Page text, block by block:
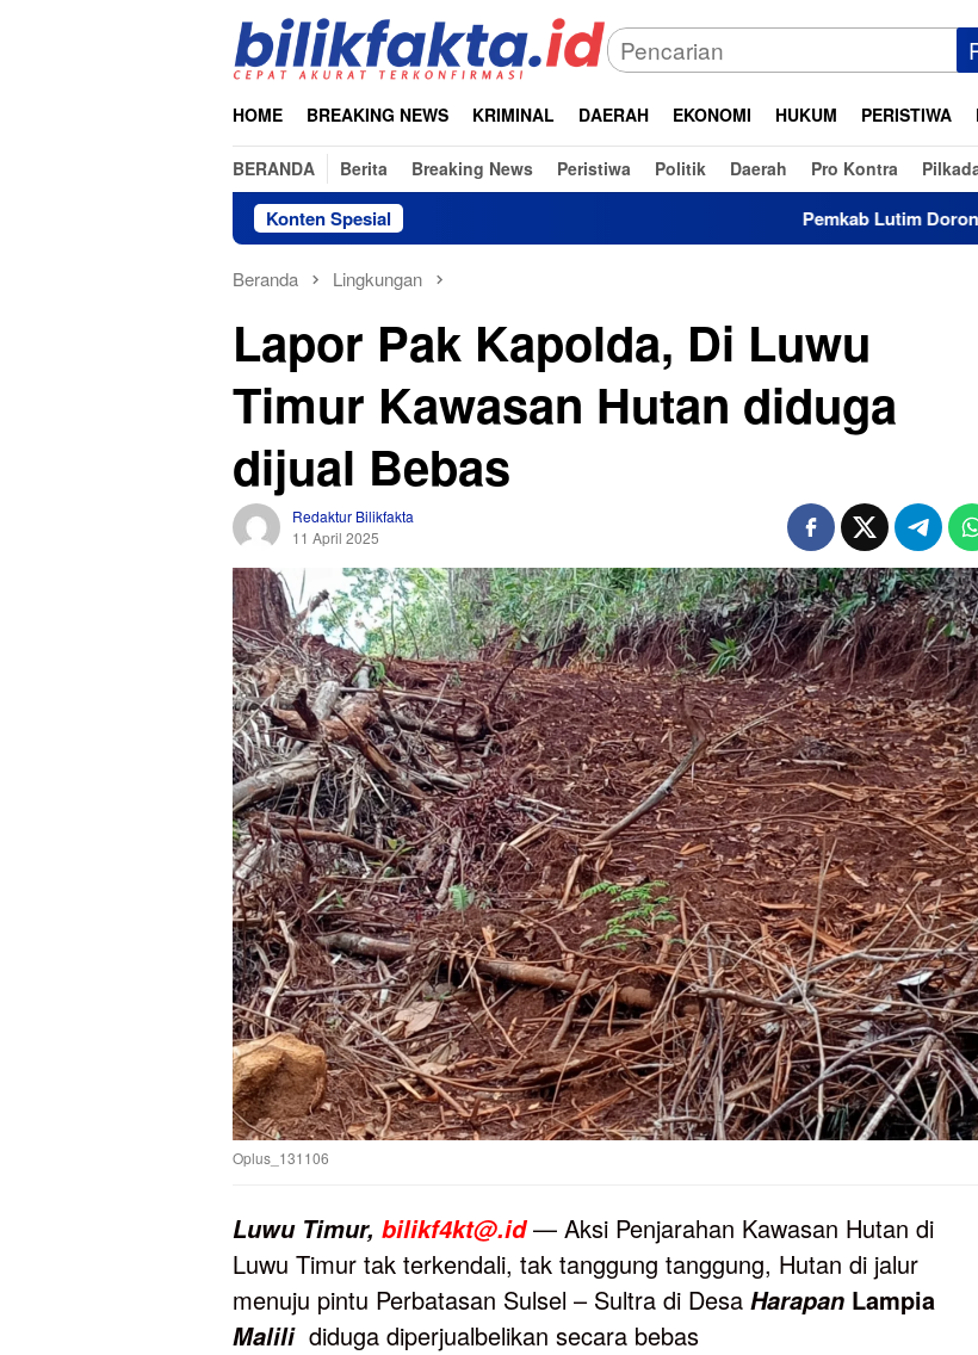
HOME BREAKING NEWS KRIMINAL DAERAH EKONOMI HUKUM PERISTIWA
BERANDA Berita Breaking News Peristiwa Politik Daerah Pro Kontra
Konten Spesial Pemkab Lutim Dorong Lahirnya
Beranda Lingkungan
Lapor Pak Kapolda, Di Luwu
Timur Kawasan Hutan diduga
dijual Bebas
Redaktur Bilikfakta
11 April 2025
Oplus_131106
Luwu Timur, bilikf4kt@.id— Aksi Penjarahan Kawasan Hutan di
Luwu Timur tak terkendali, tak tanggung tanggung, Hutan di jalur
menuju pintu Perbatasan Sulsel – Sultra di Desa Harapan Lampia
Malilididuga diperjualbelikan secara bebas